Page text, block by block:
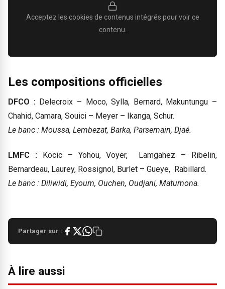
Acceptez les cookies de contenus intégrés pour voir ce
contenu.
Les compositions officielles
DFCO :Delecroix – Moco, Sylla, Bernard, Makuntungu –
Chahid, Camara, Souici – Meyer – Ikanga, Schur.
Le banc : Moussa, Lembezat, Barka, Parsemain, Djaé.
LMFC :
Kocic – Yohou, Voyer, Lamgahez – Ribelin,
Bernardeau, Laurey, Rossignol, Burlet – Gueye, Rabillard.
Le banc : Diliwidi, Eyoum, Ouchen, Oudjani, Matumona.
Partager sur :
À lire aussi